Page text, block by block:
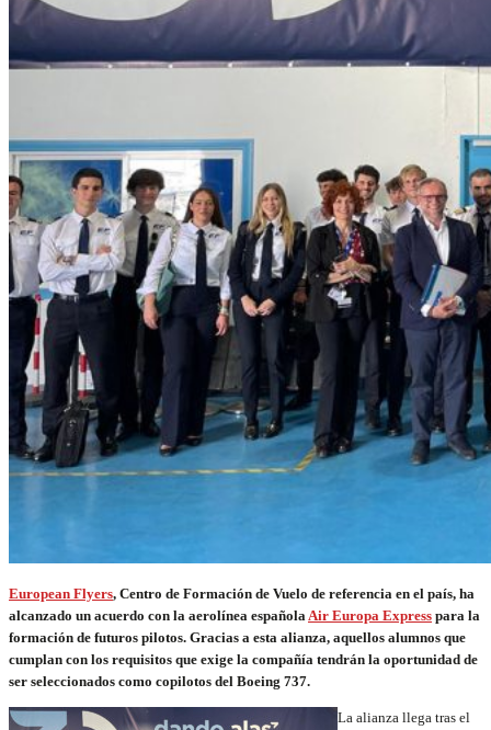
European Flyers, Centro de Formación de Vuelo de referencia en el país, ha
alcanzado un acuerdo con la aerolínea españolaAir Europa Express para la
formación de futuros pilotos. Gracias a esta alianza, aquellos alumnos que
cumplan con los requisitos que exige la compañía tendrán la oportunidad de
ser seleccionados como copilotos del Boeing 737.
La alianza llega tras el